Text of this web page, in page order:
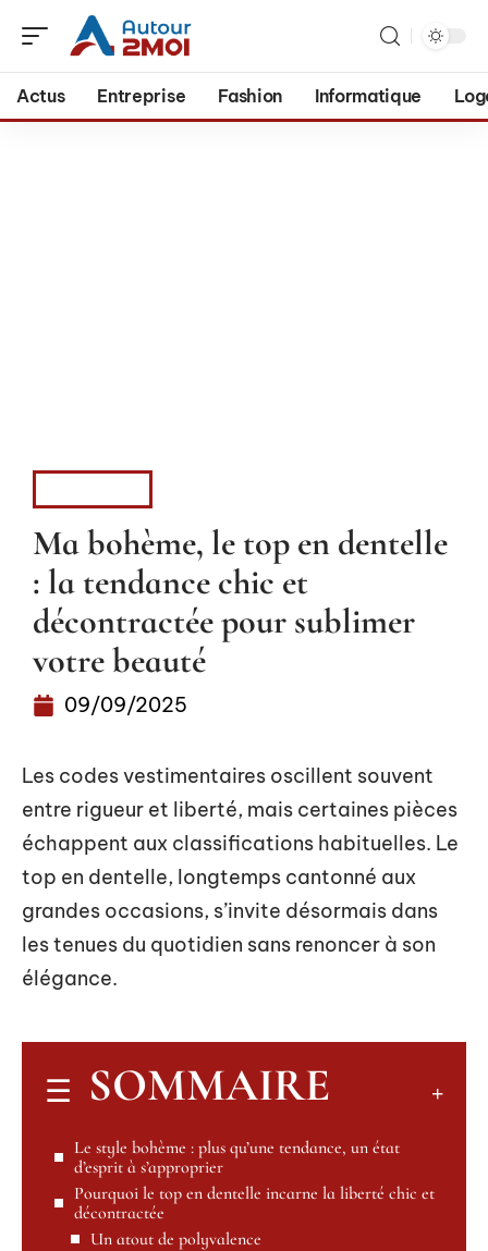
Actus Entreprise Fashion Informatique
Ma bohème, le top en dentelle
: la tendance chic et
décontractée pour sublimer
votre beauté
09/09/2025
Les codes vestimentaires oscillent souvent
entre rigueur et liberté, mais certaines pièces
échappent aux classifications habituelles. Le
top en dentelle, longtemps cantonné aux
grandes occasions, s’invite désormais dans
les tenues du quotidien sans renoncer à son
élégance.
SOMMAIRE
Le style bohème : plus qu’une tendance, un état
d’esprit à s’approprier
Pourquoi le top en dentelle incarne la liberté chic et
décontractée
Un atout de polyvalence